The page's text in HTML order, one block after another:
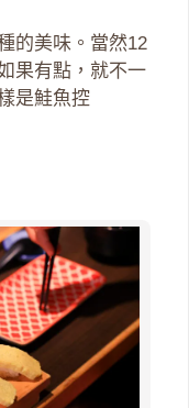
的美味。當然12
果有點，就不一
是鮭魚控